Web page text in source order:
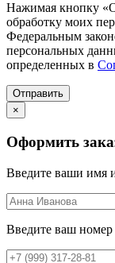
Нажимая кнопку
обработку моих
Федеральным
персональных
определенных в
Отправить
×
Оформить
Введите ваши имя
Введите ваш номер